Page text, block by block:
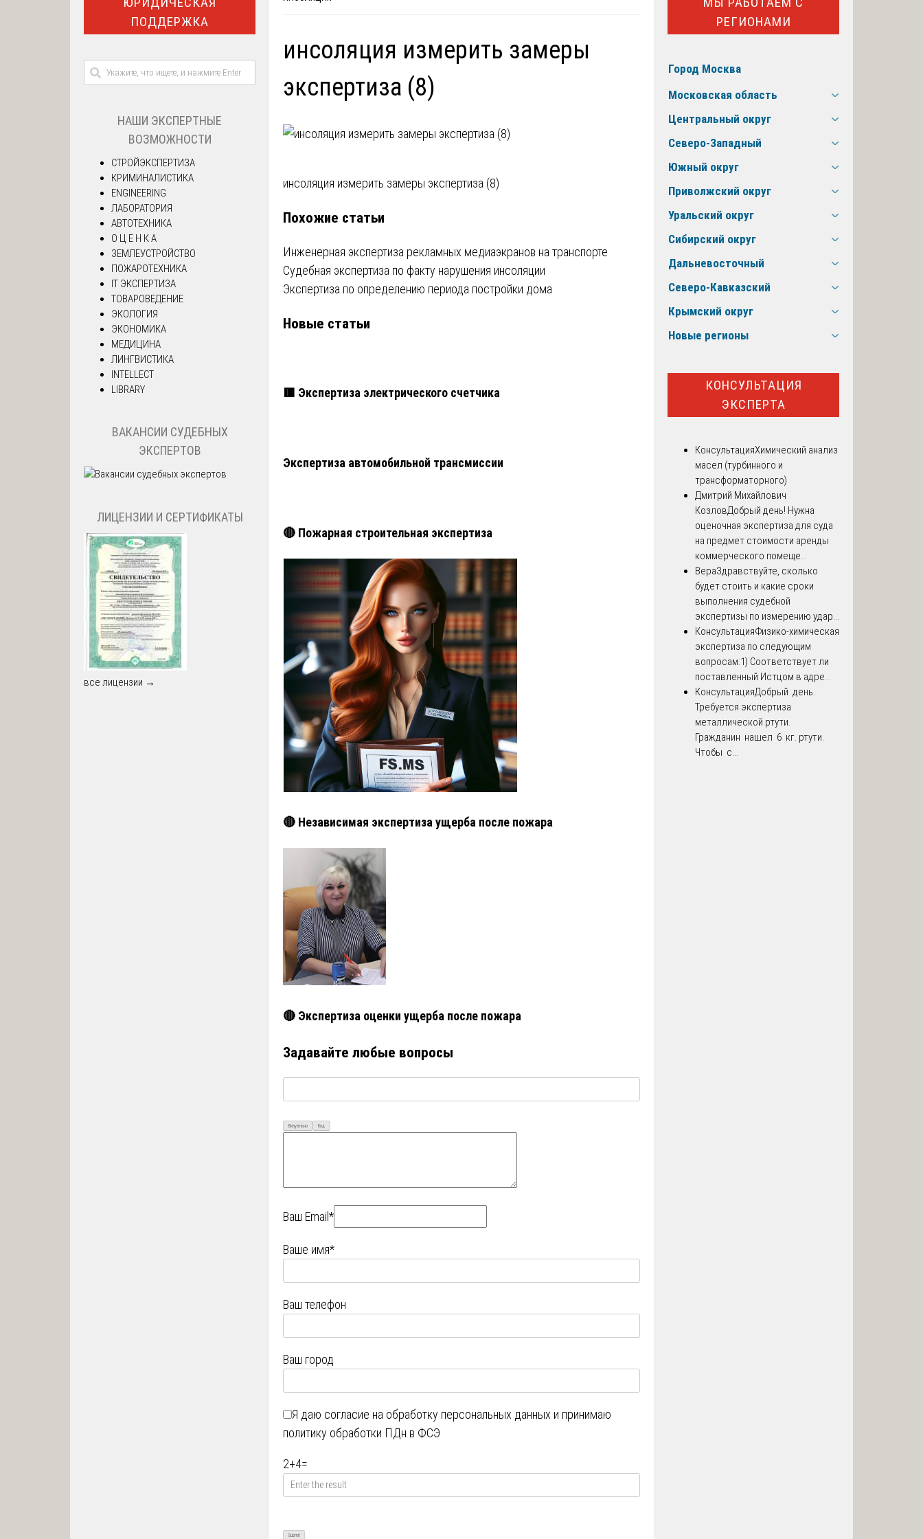
инсоляция измерить замеры
экспертиза (8)
Навигация
по
записям
инсоляция измерить замеры экспертиза (8)
Похожие статьи
Инженерная экспертиза рекламных медиаэкранов на транспорте
Судебная экспертиза по факту нарушения инсоляции
Экспертиза по определению периода постройки дома
Новые статьи
🟥 Экспертиза электрического счетчика
Экспертиза автомобильной трансмиссии
🔴 Пожарная строительная экспертиза
🔴 Независимая экспертиза ущерба после пожара
🔴 Экспертиза оценки ущерба после пожара
Задавайте любые вопросы
Визуально Код
Ваш Email*
Ваше имя*
Ваш телефон
Ваш город
Я даю согласие на обработку персональных данных и принимаю
политику обработки ПДн в ФСЭ
2+4=
ПОДДЕРЖКА
НАШИ ЭКСПЕРТНЫЕ
ВОЗМОЖНОСТИ
СТРОЙЭКСПЕРТИЗА
КРИМИНАЛИСТИКА
ENGINEERING
ЛАБОРАТОРИЯ
АВТОТЕХНИКА
О Ц Е Н К А
ЗЕМЛЕУСТРОЙСТВО
ПОЖАРОТЕХНИКА
IT ЭКСПЕРТИЗА
ТОВАРОВЕДЕНИЕ
ЭКОЛОГИЯ
ЭКОНОМИКА
МЕДИЦИНА
ЛИНГВИСТИКА
INTELLECT
LIBRARY
ВАКАНСИИ СУДЕБНЫХ
ЭКСПЕРТОВ
ЛИЦЕНЗИИ И СЕРТИФИКАТЫ
все лицензии →
РЕГИОНАМИ
Город Москва
Московская область
Центральный округ
Северо-Западный
Южный округ
Приволжский округ
Уральский округ
Сибирский округ
Дальневосточный
Северо-Кавказский
Крымский округ
Новые регионы
КОНСУЛЬТАЦИЯ
ЭКСПЕРТА
КонсультацияХимический анализ
масел (турбинного и
трансформаторного)
Дмитрий Михайлович
КозловДобрый день! Нужна
оценочная экспертиза для суда
на предмет стоимости аренды
коммерческого помеще...
ВераЗдравствуйте, сколько
будет стоить и какие сроки
выполнения судебной
экспертизы по измерению удар...
КонсультацияФизико-химическая
экспертиза по следующим
вопросам:1) Соответствует ли
поставленный Истцом в адре...
КонсультацияДобрый день.
Требуется экспертиза
металлической ртути.
Гражданин нашел 6 кг. ртути.
Чтобы с...